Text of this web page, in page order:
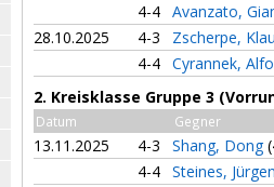
4-4 Avanzato,
28.10.2025
4-3
Zscherpe,
4-4 Cyrannek,
2. Kreisklasse Gruppe 3
Datum Gegner
13.11.2025 4-3 Shang, Dong
4-4 Steines,